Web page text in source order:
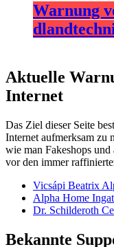
Warnung
Aktuelle
Internet
Das Ziel dieser Seite
Internet aufmerksam zu
wie man Fakeshops und
vor den immer
Vicsápi Beatrix
Alpha Home
Dr. Schilderoth
Bekannte